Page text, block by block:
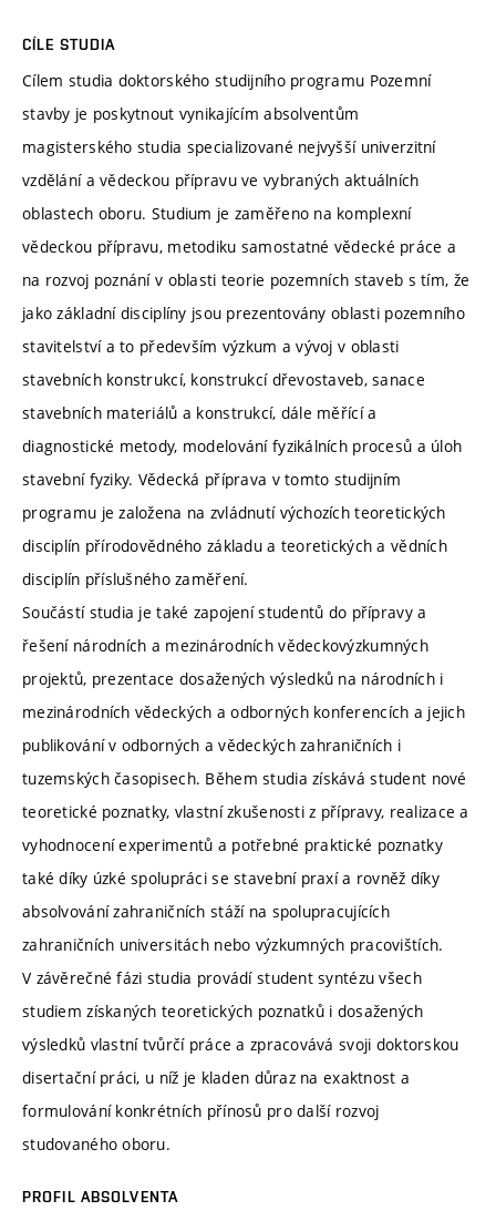
CÍLE STUDIA
Cílem studia doktorského studijního programu Pozemní
stavby je poskytnout vynikajícím absolventům
magisterského studia specializované nejvyšší univerzitní
vzdělání a vědeckou přípravu ve vybraných aktuálních
oblastech oboru. Studium je zaměřeno na komplexní
vědeckou přípravu, metodiku samostatné vědecké práce a
na rozvoj poznání v oblasti teorie pozemních staveb s tím, že
jako základní disciplíny jsou prezentovány oblasti pozemního
stavitelství a to především výzkum a vývoj v oblasti
stavebních konstrukcí, konstrukcí dřevostaveb, sanace
stavebních materiálů a konstrukcí, dále měřící a
diagnostické metody, modelování fyzikálních procesů a úloh
stavební fyziky. Vědecká příprava v tomto studijním
programu je založena na zvládnutí výchozích teoretických
disciplín přírodovědného základu a teoretických a vědních
disciplín příslušného zaměření.
Součástí studia je také zapojení studentů do přípravy a
řešení národních a mezinárodních vědeckovýzkumných
projektů, prezentace dosažených výsledků na národních i
mezinárodních vědeckých a odborných konferencích a jejich
publikování v odborných a vědeckých zahraničních i
tuzemských časopisech. Během studia získává student nové
teoretické poznatky, vlastní zkušenosti z přípravy, realizace a
vyhodnocení experimentů a potřebné praktické poznatky
také díky úzké spolupráci se stavební praxí a rovněž díky
absolvování zahraničních stáží na spolupracujících
zahraničních universitách nebo výzkumných pracovištích.
V závěrečné fázi studia provádí student syntézu všech
studiem získaných teoretických poznatků i dosažených
výsledků vlastní tvůrčí práce a zpracovává svoji doktorskou
disertační práci, u níž je kladen důraz na exaktnost a
formulování konkrétních přínosů pro další rozvoj
studovaného oboru.
PROFIL ABSOLVENTA